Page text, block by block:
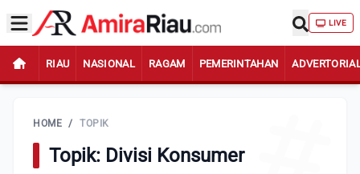
LIVE
RIAU NASIONAL RAGAM PEMERINTAHAN
HOME / TOPIK
Topik: Divisi Konsumer